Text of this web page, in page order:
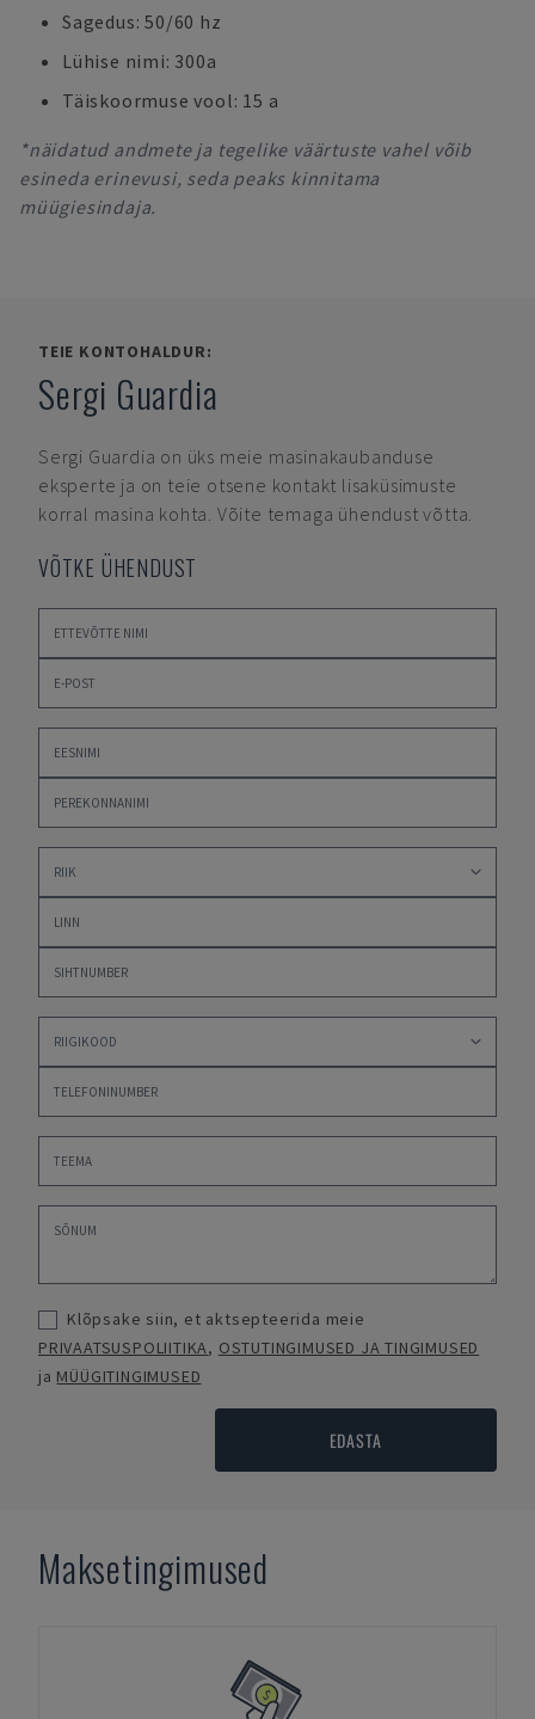
Sagedus: 50/60 hz
Lühise nimi: 300a
Täiskoormuse vool: 15 a
*näidatud andmete ja tegelike väärtuste vahel võib
esineda erinevusi, seda peaks kinnitama
müügiesindaja.
TEIE KONTOHALDUR:
Sergi Guardia
Sergi Guardia on üks meie masinakaubanduse
eksperte ja on teie otsene kontakt lisaküsimuste
korral masina kohta. Võite temaga ühendust võtta.
VÕTKE ÜHENDUST
Klõpsake siin, et aktsepteerida meie
PRIVAATSUSPOLIITIKA, OSTUTINGIMUSED JA TINGIMUSED
ja MÜÜGITINGIMUSED
EDASTA
Maksetingimused